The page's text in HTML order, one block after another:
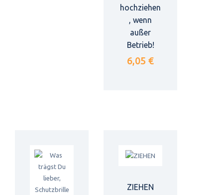
hochziehen
, wenn
außer
Betrieb!
6,05 €
ZIEHEN